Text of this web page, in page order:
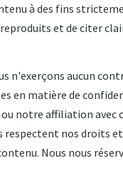
à des fins
et de citer
n'exerçons aucun
en matière de
notre affiliation avec
respectent nos droits
Nous nous